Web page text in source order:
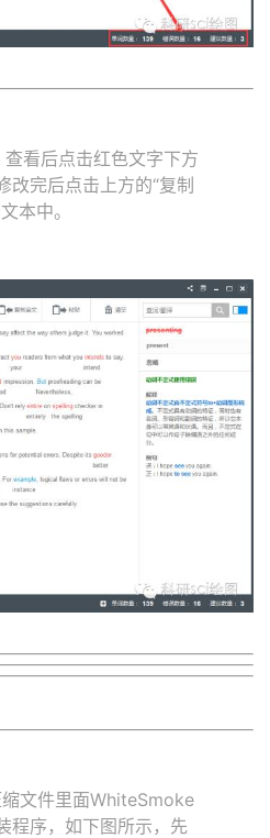
看后点击红色文字下方
改完后点击上方的“复制
本中。
文件里面WhiteSmoke
程序，如下图所示，先